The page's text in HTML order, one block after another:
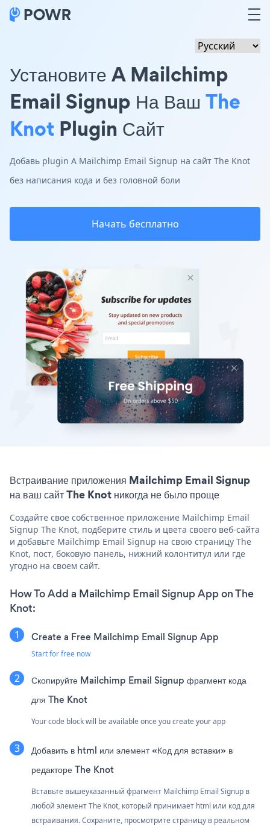
Установите A Mailchimp
Email Signup На Ваш The
Knot Plugin Сайт
Добавь plugin A Mailchimp Email Signup на сайт The Knot
без написания кода и без головной боли
Начать бесплатно
Встраивание приложения Mailchimp Email Signup
на ваш сайт The Knot никогда не было проще
Создайте свое собственное приложение Mailchimp Email
Signup The Knot, подберите стиль и цвета своего веб-сайта
и добавьте Mailchimp Email Signup на свою страницу The
Knot, пост, боковую панель, нижний колонтитул или где
угодно на своем сайт.
How To Add a Mailchimp Email Signup App on The
Knot:
Create a Free Mailchimp Email Signup App
Start for free now
Скопируйте Mailchimp Email Signup фрагмент кода
для The Knot
Your code block will be available once you create your app
Добавить в html или элемент «Код для вставки» в
редакторе The Knot
Вставьте вышеуказанный фрагмент Mailchimp Email Signup в
любой элемент The Knot, который принимает html или код для
встраивания. Сохраните, просмотрите страницу в реальном